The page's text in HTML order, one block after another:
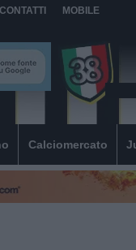
CONTATTI MOBILE
Calciomercato